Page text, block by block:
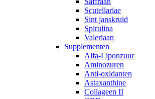
Scutellariae
Sint janskruid
Spirulina
Valeriaan
Supplementen
Alfa-Liponzuur
Aminozuren
Anti-oxidanten
Astaxanthine
Collageen II